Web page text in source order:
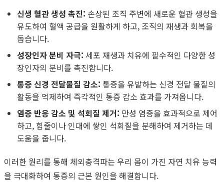
신생 혈관 생성 촉진: 손상된 조직 주변에 새로운 혈관 생성을
유도하여 혈액 공급을 원활하게 하고, 조직의 재생과 회복을
돕습니다.
성장인자 분비 자극: 세포 재생과 치유에 필수적인 다양한 성
장인자의 분비를 촉진합니다.
통증 신경 전달물질 감소: 통증을 유발하는 신경 전달 물질의
활동을 억제하여 즉각적인 통증 감소 효과를 가져옵니다.
염증 반응 감소 및 석회질 제거: 만성 염증을 효과적으로 제어
하고, 힘줄이나 인대에 쌓인 석회질을 분해하여 제거하는 데
도움을 줍니다.
이러한 원리를 통해 체외충격파는 우리 몸이 가진 자연 치유 능력
을 극대화하여 통증의 근본 원인을 해결합니다.